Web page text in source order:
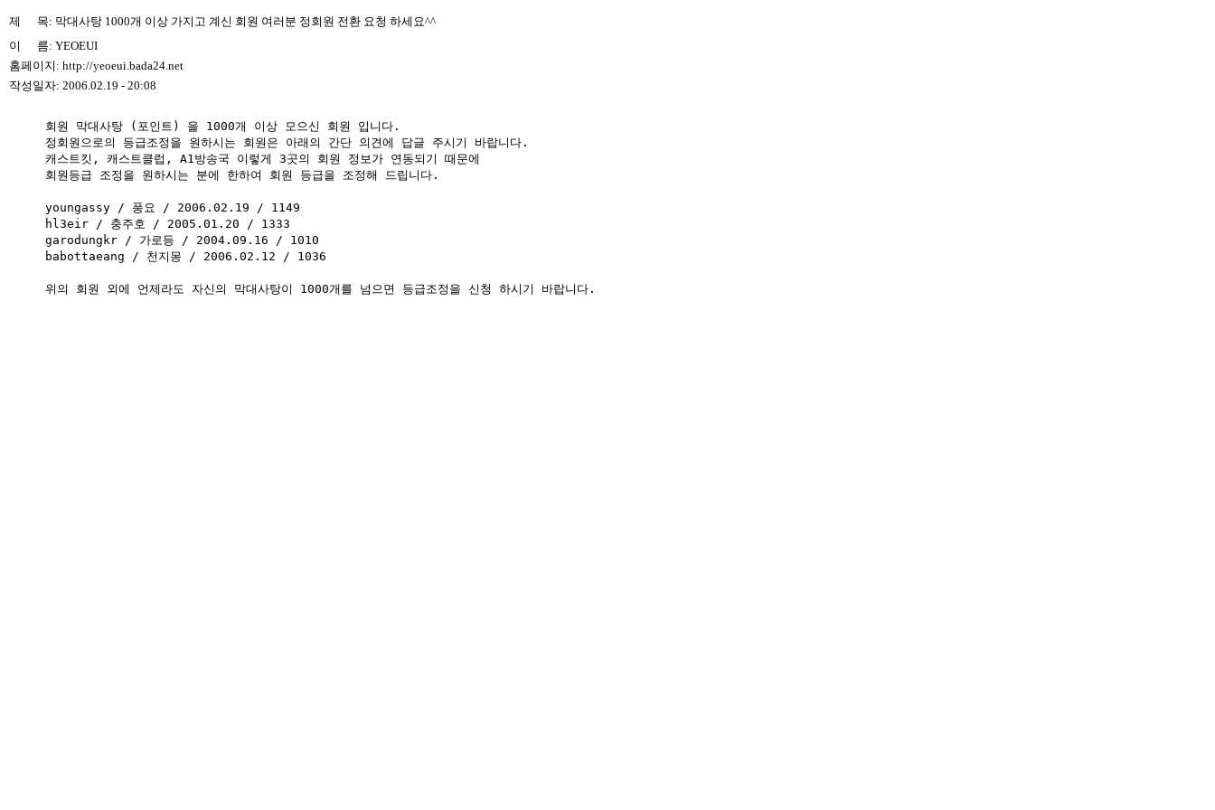
제 목: 막대사탕 1000개 이상 가지고 계신 회원 여러분 정회원 전환 요청 하세요^^
이 름: YEOEUI
홈페이지: http://yeoeui.bada24.net
작성일자: 2006.02.19 - 20:08
회원 막대사탕 (포인트) 을 1000개 이상 모으신 회원 입니다.
정회원으로의 등급조정을 원하시는 회원은 아래의 간단 의견에 답글 주시기 바랍니다.
캐스트킷, 캐스트클럽, A1방송국 이렇게 3곳의 회원 정보가 연동되기 때문에
회원등급 조정을 원하시는 분에 한하여 회원 등급을 조정해 드립니다.
youngassy / 풍요 / 2006.02.19 / 1149
hl3eir / 충주호 / 2005.01.20 / 1333
garodungkr / 가로등 / 2004.09.16 / 1010
babottaeang / 천지몽 / 2006.02.12 / 1036